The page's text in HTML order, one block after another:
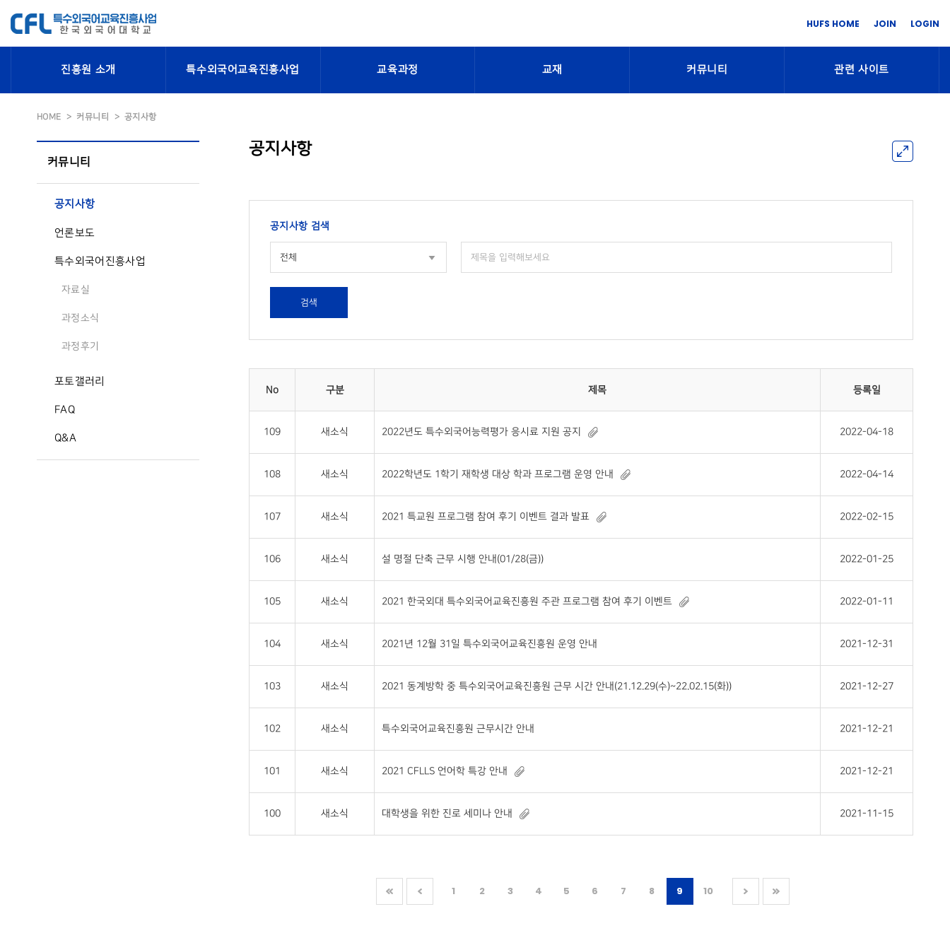
HUFS HOME JOIN LOGIN
진흥원 소개 특수외국어교육진흥사업 교육과정 교재 커뮤니티 관련 사이트
HOME 커뮤니티 공지사항
커뮤니티
공지사항
언론보도
특수외국어진흥사업
자료실
과정소식
과정후기
포토갤러리
FAQ
Q&A
공지사항
공지사항 검색
전체
검색
No 구분 제목 등록일
109 새소식 2022년도 특수외국어능력평가 응시료 지원 공지 2022-04-18
108 새소식 2022학년도 1학기 재학생 대상 학과 프로그램 운영 안내 2022-04-14
107 새소식 2021 특교원 프로그램 참여 후기 이벤트 결과 발표 2022-02-15
106 새소식 설 명절 단축 근무 시행 안내(01/28(금)) 2022-01-25
105 새소식 2021 한국외대 특수외국어교육진흥원 주관 프로그램 참여 후기 이벤트 2022-01-11
104 새소식 2021년 12월 31일 특수외국어교육진흥원 운영 안내 2021-12-31
103 새소식 2021 동계방학 중 특수외국어교육진흥원 근무 시간 안내(21.12.29(수)~22.02.15(화)) 2021-12-27
102 새소식 특수외국어교육진흥원 근무시간 안내 2021-12-21
101 새소식 2021 CFLLS 언어학 특강 안내 2021-12-21
100 새소식 대학생을 위한 진로 세미나 안내 2021-11-15
1 2 3 4 5 6 7 8 9 10